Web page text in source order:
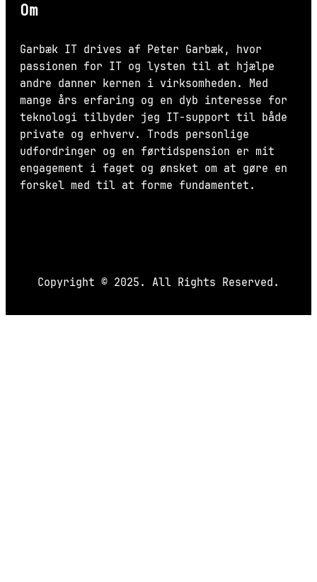
Om
Garbæk IT drives af Peter Garbæk, hvor
passionen for IT og lysten til at hjælpe
andre danner kernen i virksomheden. Med
mange års erfaring og en dyb interesse for
teknologi tilbyder jeg IT-support til både
private og erhverv. Trods personlige
udfordringer og en førtidspension er mit
engagement i faget og ønsket om at gøre en
forskel med til at forme fundamentet.
Copyright © 2025. All Rights Reserved.